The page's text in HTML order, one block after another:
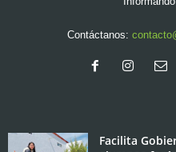
Contáctanos:
Facilita